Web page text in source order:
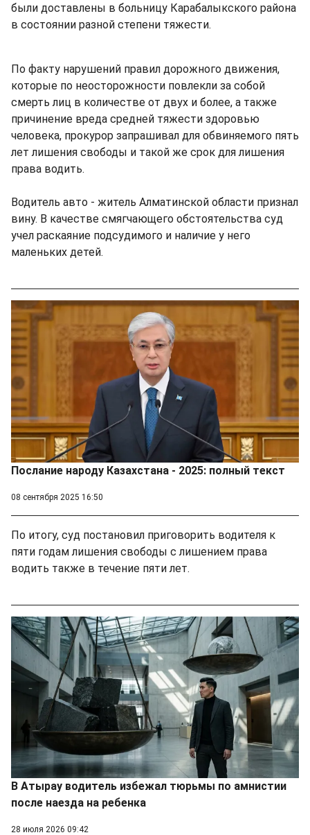
были доставлены в больницу Карабалыкского района
в состоянии разной степени тяжести.
По факту нарушений правил дорожного движения,
которые по неосторожности повлекли за собой
смерть лиц в количестве от двух и более, а также
причинение вреда средней тяжести здоровью
человека, прокурор запрашивал для обвиняемого пять
лет лишения свободы и такой же срок для лишения
права водить.
Водитель авто - житель Алматинской области признал
вину. В качестве смягчающего обстоятельства суд
учел раскаяние подсудимого и наличие у него
маленьких детей.
Послание народу Казахстана - 2025: полный текст
08 сентября 2025 16:50
По итогу, суд постановил приговорить водителя к
пяти годам лишения свободы с лишением права
водить также в течение пяти лет.
В Атырау водитель избежал тюрьмы по амнистии
после наезда на ребенка
28 июля 2026 09:42